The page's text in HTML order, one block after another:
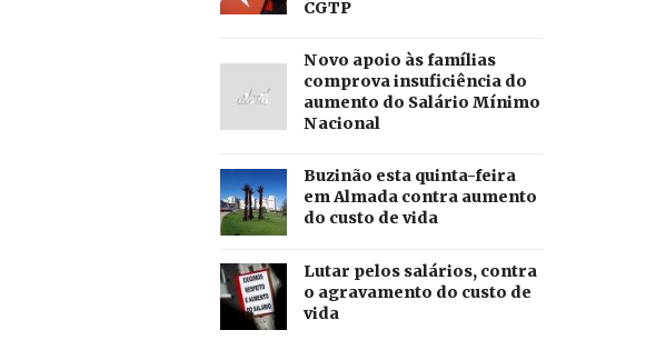
CGTP
Novo apoio às famílias
comprova insuficiência do
aumento do Salário Mínimo
Nacional
Buzinão esta quinta-feira
em Almada contra aumento
do custo de vida
Lutar pelos salários, contra
o agravamento do custo de
vida